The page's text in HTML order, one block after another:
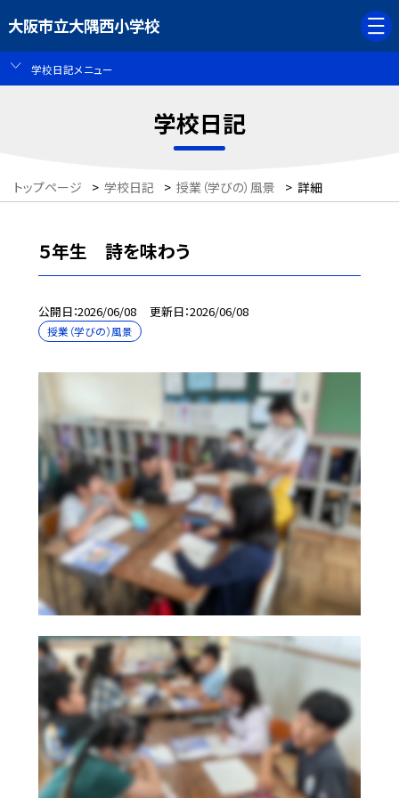
大阪市立大隅西小学校
学校日記メニュー
学校日記
トップページ > 学校日記 > 授業（学びの）風景 > 詳細
５年生 詩を味わう
公開日 2026/06/08 更新日 2026/06/08
授業（学びの）風景